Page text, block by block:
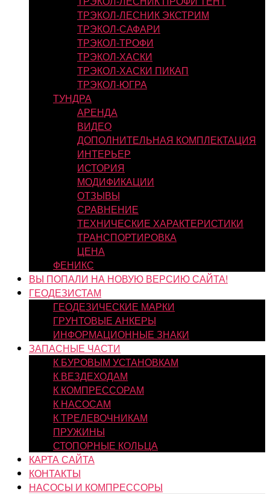
ТРЭКОЛ-ЛЕСНИК ЭКСТРИМ
ТРЭКОЛ-САФАРИ
ТРЭКОЛ-ТРОФИ
ТРЭКОЛ-ХАСКИ
ТРЭКОЛ-ХАСКИ ПИКАП
ТРЭКОЛ-ЮГРА
ТУНДРА
АРЕНДА
ВИДЕО
ДОПОЛНИТЕЛЬНАЯ КОМПЛЕКТАЦИЯ
ИНТЕРЬЕР
ИСТОРИЯ
МОДИФИКАЦИИ
ОТЗЫВЫ
СРАВНЕНИЕ
ТЕХНИЧЕСКИЕ ХАРАКТЕРИСТИКИ
ТРАНСПОРТИРОВКА
ЦЕНА
ФЕНИКС
ВЫ ПОПАЛИ НА НОВУЮ ВЕРСИЮ САЙТА!
ГЕОДЕЗИСТАМ
ГЕОДЕЗИЧЕСКИЕ МАРКИ
ГРУНТОВЫЕ АНКЕРЫ
ИНФОРМАЦИОННЫЕ ЗНАКИ
ЗАПАСНЫЕ ЧАСТИ
К БУРОВЫМ УСТАНОВКАМ
К ВЕЗДЕХОДАМ
К КОМПРЕССОРАМ
К НАСОСАМ
К ТРЕЛЕВОЧНИКАМ
ПРУЖИНЫ
СТОПОРНЫЕ КОЛЬЦА
КАРТА САЙТА
КОНТАКТЫ
НАСОСЫ И КОМПРЕССОРЫ